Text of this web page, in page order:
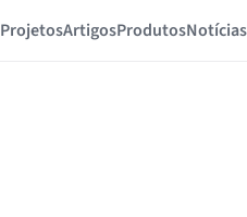
ProjetosArtigosProdutosNotícias